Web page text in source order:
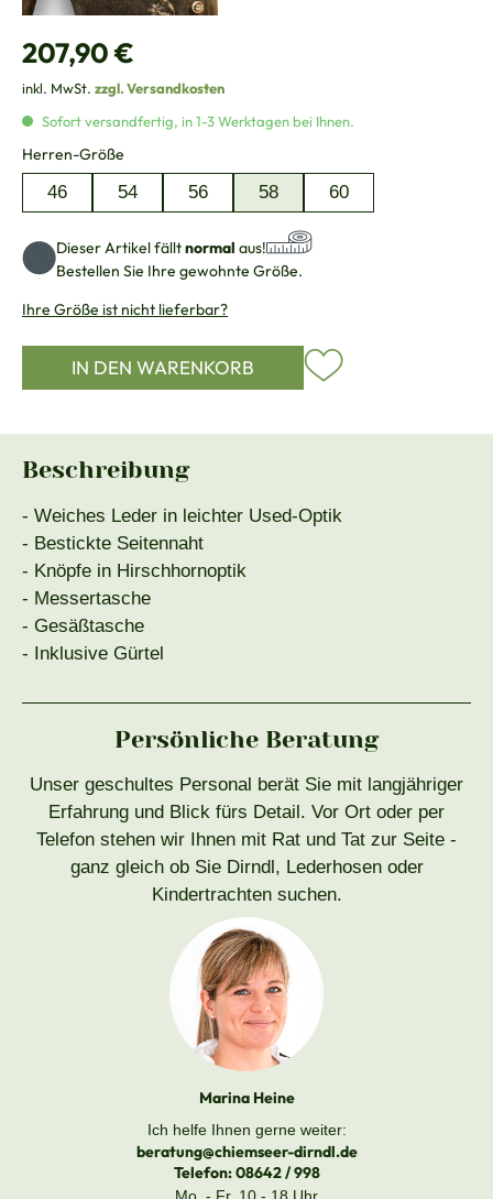
Regulärer Preis:
207,90 €
inkl. MwSt. zzgl. Versandkosten
Sofort versandfertig, in 1-3 Werktagen bei Ihnen.
Herren-Größe
46 54 56 58 60
Dieser Artikel fälltnormal aus!
Bestellen Sie Ihre gewohnte Größe.
Ihre Größe ist nicht lieferbar?
IN DEN WARENKORB
Beschreibung
- Weiches Leder in leichter Used-Optik
- Bestickte Seitennaht
- Knöpfe in Hirschhornoptik
- Messertasche
- Gesäßtasche
- Inklusive Gürtel
Persönliche Beratung
Unser geschultes Personal berät Sie mit langjähriger
Erfahrung und Blick fürs Detail. Vor Ort oder per
Telefon stehen wir Ihnen mit Rat und Tat zur Seite -
ganz gleich ob Sie Dirndl, Lederhosen oder
Kindertrachten suchen.
Marina Heine
Ich helfe Ihnen gerne weiter:
beratung@chiemseer-dirndl.de
Telefon:08642 / 998